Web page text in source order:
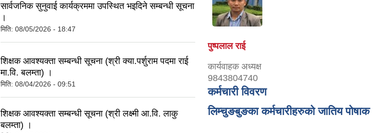
सार्वजनिक सुनुवाई कार्यक्रममा उपस्थित भइदिने सम्बन्धी सूचना
।
मिति: 08/05/2026 - 18:47
शिक्षक आवश्यक्ता सम्बन्धी सूचना (श्री क्या.पर्शुराम पदमा राई
मा.वि. बलम्ता) ।
मिति: 08/04/2026 - 09:51
शिक्षक आवश्यक्ता सम्बन्धी सूचना (श्री लक्ष्मी आ.वि. लाकु
बलम्ता) ।
पुष्पलाल राई
कार्यवाहक अध्यक्ष
9843804740
कर्मचारी विवरण
लिम्चुङबुङका कर्मचारीहरुको जातिय पोषाक